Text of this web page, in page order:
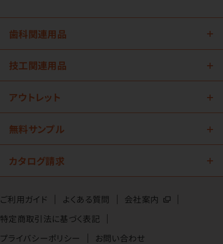
歯科関連用品
技工関連用品
アウトレット
無料サンプル
カタログ請求
ご利用ガイド よくある質問
会社案内
特定商取引法に基づく表記
プライバシーポリシー
お問い合わせ